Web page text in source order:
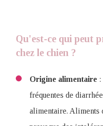
Qu'est-ce qui peut
chez le chien ?
Origine alimentaire :
fréquentes de
alimentaire. Aliments